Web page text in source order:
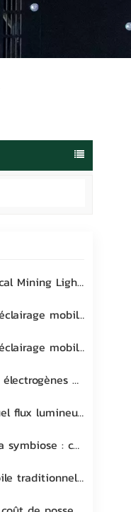
русский
Melayu
for Real-World Site Challenges
idéal pour les chantiers industriels
les chantiers extérieurs modernes
sont-ils à prendre en considération ?
une tour d'éclairage mobile ?
renforcer le lien avec le client
métalliques vs LED